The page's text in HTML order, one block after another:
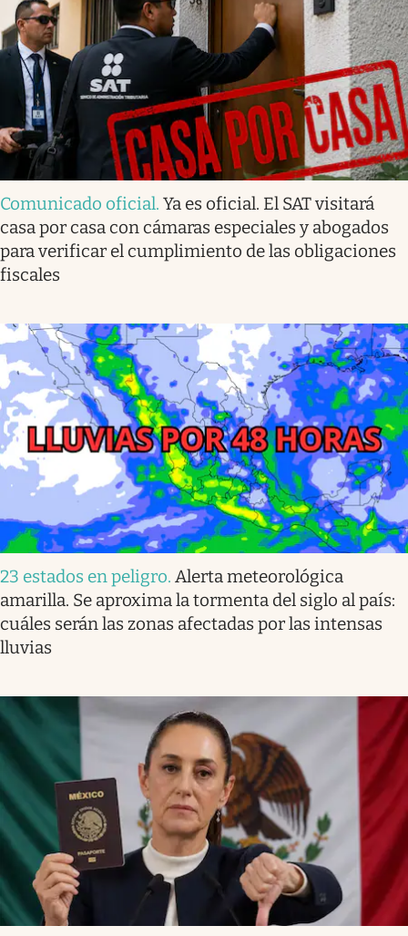
Comunicado oficial. Ya es oficial. El SAT visitará
casa por casa con cámaras especiales y abogados
para verificar el cumplimiento de las obligaciones
fiscales
23 estados en peligro. Alerta meteorológica
amarilla. Se aproxima la tormenta del siglo al país:
cuáles serán las zonas afectadas por las intensas
lluvias